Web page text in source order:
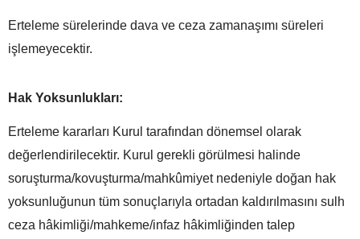
Erteleme sürelerinde dava ve ceza zamanaşımı süreleri
işlemeyecektir.
Hak Yoksunlukları:
Erteleme kararları Kurul tarafından dönemsel olarak
değerlendirilecektir. Kurul gerekli görülmesi halinde
soruşturma/kovuşturma/mahkûmiyet nedeniyle doğan hak
yoksunluğunun tüm sonuçlarıyla ortadan kaldırılmasını sulh
ceza hâkimliği/mahkeme/infaz hâkimliğinden talep